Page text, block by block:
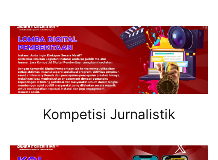
Kompetisi Jurnalistik